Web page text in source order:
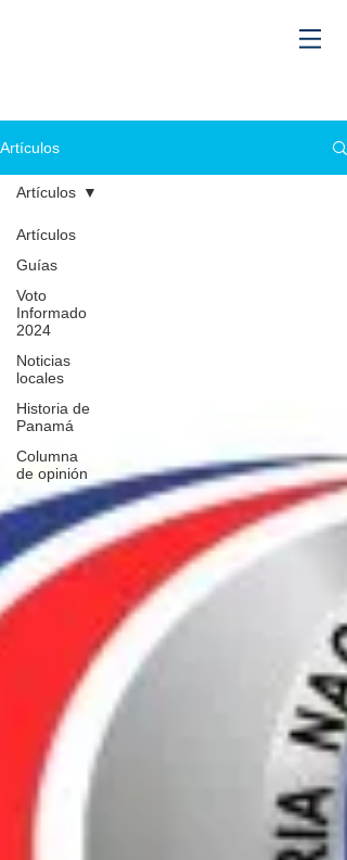
Artículos
Artículos
Guías
Voto
Informado
2024
Noticias
locales
Historia de
Panamá
Columna
de opinión
Artículos